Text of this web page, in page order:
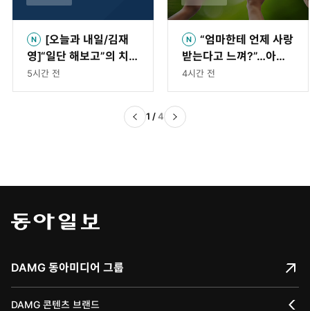
[오늘과 내일/김재
영]“일단 해보고”의 치명
적 함정
5시간 전
“엄마한테 언제 사랑
받는다고 느껴?”…아이
의 대답 담는 영상 공모
전
4시간 전
1 /4
DAMG 동아미디어 그룹
DAMG 콘텐츠 브랜드